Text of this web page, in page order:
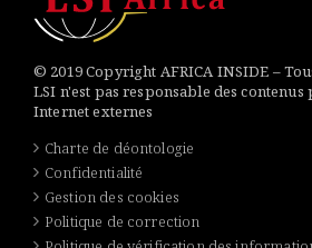
© 2019 Copyright AFRICA INSIDE –
LSI n'est pas responsable des contenus
Internet externes
Charte de déontologie
Confidentialité
Gestion des cookies
Politique de correction